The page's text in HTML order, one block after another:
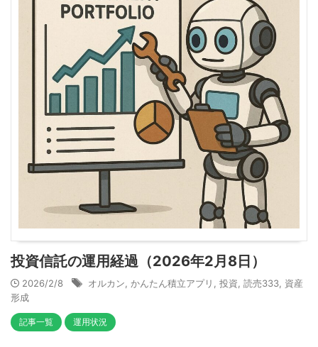
投資信託の運用経過（2026年2月8日）
2026/2/8 オルカン かんたん積立アプリ 投資 読売333 資産
形成
記事一覧 運用状況